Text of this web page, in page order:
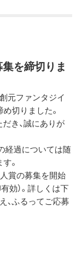
集を締切りま
元ファンタジイ
切りました。
き、誠にありが
経過については随
。
賞の募集を開始
効）。詳しくは下
、ふるってご応募